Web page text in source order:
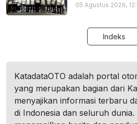
05 Agustus 2026,
Indeks
KatadataOTO adalah portal
yang merupakan bagian dari
menyajikan informasi terbaru
di Indonesia dan seluruh